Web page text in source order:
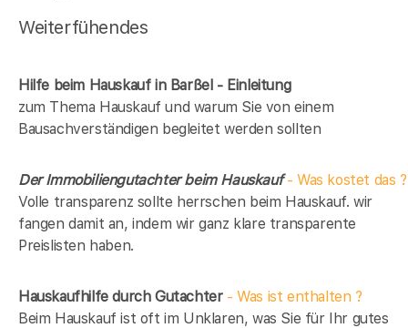
Weiterfühendes
Hilfe beim Hauskauf in Barßel - Einleitung
zum Thema Hauskauf und warum Sie von einem
Bausachverständigen begleitet werden sollten
Der Immobiliengutachter beim Hauskauf- Was kostet das ?
Volle transparenz sollte herrschen beim Hauskauf. wir
fangen damit an, indem wir ganz klare transparente
Preislisten haben.
Hauskaufhilfe durch Gutachter- Was ist enthalten ?
Beim Hauskauf ist oft im Unklaren, was Sie für Ihr gutes